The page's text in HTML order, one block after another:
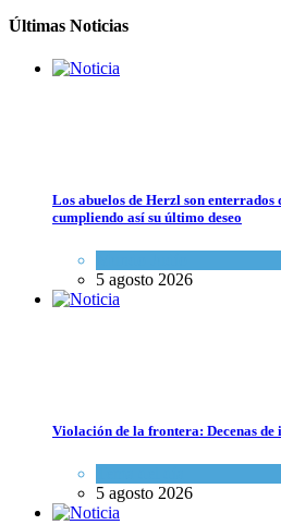
Ciencia y Salud
5 agosto 2026
5 agosto 2026
Últimas Noticias
Los abuelos de Herzl son enterrados
cumpliendo así su último deseo
5 agosto 2026
Violación de la frontera: Decenas
5 agosto 2026